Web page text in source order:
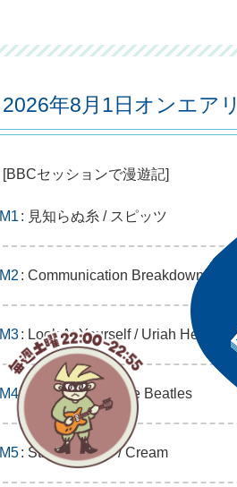
2026年8月1日オンエア
[BBCセッションで漫遊記]
M1 : 見知らぬ糸 / スピッツ
M2 : Communication Breakdown /
M3: Look At Yourself / Uriah Heep
M4: Love Me Do / The Beatles
M5: Strange Brew / Cream